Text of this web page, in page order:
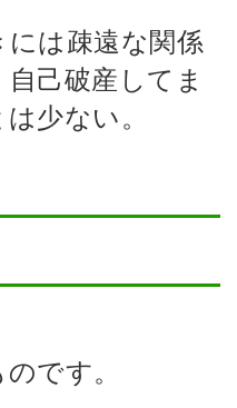
は疎遠な関係
己破産してま
少ない。
です。